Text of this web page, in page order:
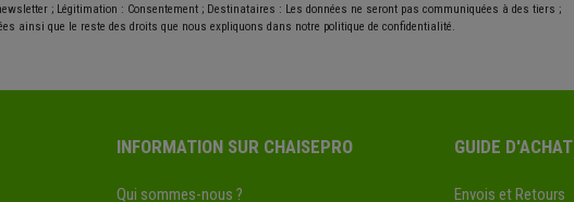
; Légitimation : Consentement ; Destinataires : Les données ne seront pas communiquées à des tiers ;
ainsi que le reste des droits que nous expliquons dans notre politique de confidentialité.
INFORMATION SUR CHAISEPRO
Qui sommes-nous ?
GUIDE D'ACHAT
Envois et Retours